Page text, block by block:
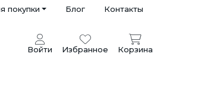
покупки Блог Контакты
Войти Избранное Корзина